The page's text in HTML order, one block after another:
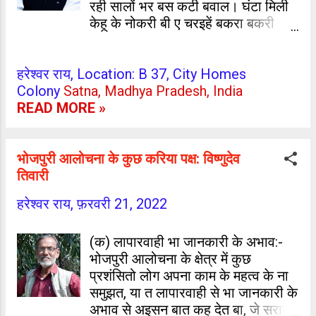
रही सालों भर बस कटी बवाल। घंटा मिली
केहू के नोकरी बी ए चरइहें बकरा बकरी
सतना, म.प्र.
हरेश्वर राय, Location: B 37, City Homes
Colony Satna, Madhya Pradesh, India
READ MORE »
भोजपुरी आलोचना के कुछ करिया पक्ष: विष्णुदेव
तिवारी
हरेश्वर राय,फ़रवरी 21, 2022
(क) लापारवाही भा जानकारी के अभाव:-
भोजपुरी आलोचना के क्षेत्र में कुछ
प्रशंसितो लोग अपना काम के महत्व के ना
समुझत, या त लापारवाही से भा जानकारी के
अभाव से अइसन बात कह देत बा, जे सरासर